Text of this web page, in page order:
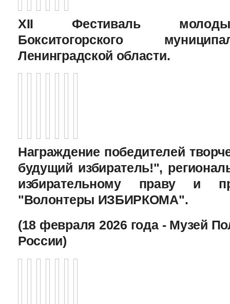
XII Фестиваль
Бокситогорского
Ленинградской области.
Награждение победителей
будущий избиратель!",
избирательному праву и
"Волонтеры ИЗБИРКОМА".
(18 февраля 2026 года - Музей
России)